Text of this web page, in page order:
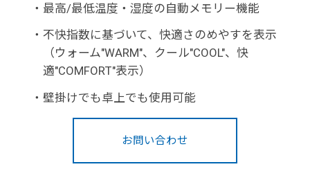
・ 最高/最低温度・湿度の自動メモリー機能
・ 不快指数に基づいて、快適さのめやすを表示
（ウォーム"WARM"、クール"COOL"、快
適"COMFORT"表示）
・ 壁掛けでも卓上でも使用可能
お問い合わせ